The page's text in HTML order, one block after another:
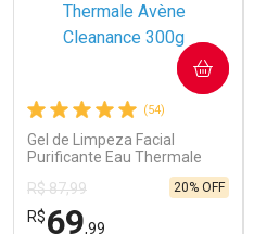
Ativar Desconto
Comprar sem Desconto
Comprar sem Desconto
(54)
Gel de Limpeza Facial
Purificante Eau Thermale
Avène Cleanance 300g
R$ 87,99
R$69,99
20% OFF
COMPRAR